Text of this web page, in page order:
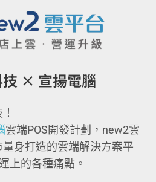
× 宣揚電腦
雲端POS開發計劃，new2雲
身打造的雲端解決方案平
上的各種痛點。